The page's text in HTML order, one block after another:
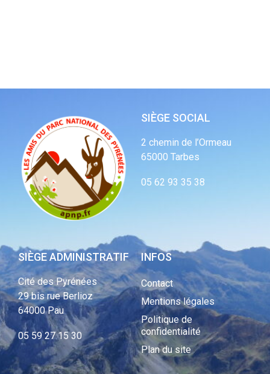
SIÈGE SOCIAL
2 chemin de l’Ormeau
65000 Tarbes
05 62 93 35 38
SIÈGE ADMINISTRATIF
Cité des Pyrénées
29 bis rue Berlioz
64000 Pau
05 59 27 15 30
INFOS
Contact
Mentions légales
Politique de
confidentialité
Plan du site